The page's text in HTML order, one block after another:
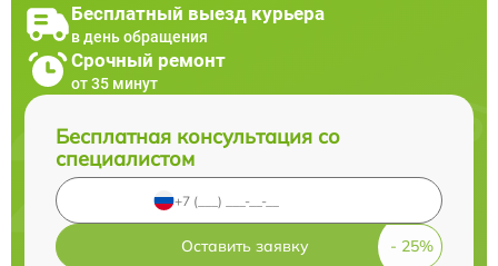
Бесплатный выезд курьера
в день обращения
Срочный ремонт
от 35 минут
Бесплатная консультация со
специалистом
Оставить заявку